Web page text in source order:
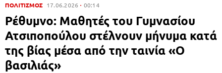
ΠΟΛΙΤΙΣΜΟΣ 17.06.2026 00:14
Ρέθυμνο: Μαθητές του Γυμνασίου
Ατσιποπούλου στέλνουν μήνυμα κατά
της βίας μέσα από την ταινία «Ο
βασιλιάς»